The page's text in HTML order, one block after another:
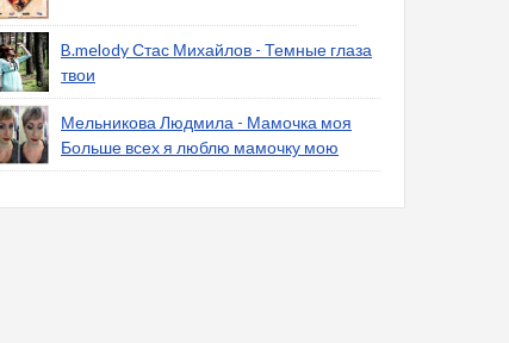
B.melody Стас Михайлов - Темные глаза
твои
Мельникова Людмила - Мамочка моя
Больше всех я люблю мамочку мою